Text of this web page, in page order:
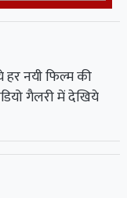
हर नयी फिल्म की
गैलरी में देखिये